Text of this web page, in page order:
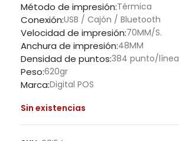
Método de impresión:Térmica
Conexión:USB / Cajón / Bluetooth
Velocidad de impresión:70MM/S.
Anchura de impresión:48MM
Densidad de puntos:384 punto/línea
Peso:620gr
Marca:Digital POS
Sin existencias